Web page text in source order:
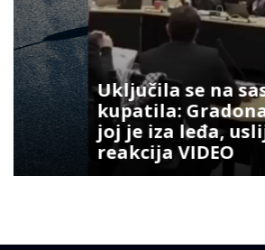
Uključila se na sastanak
kupatila: Gradonačelnik
joj je iza leđa, uslijedila
reakcija VIDEO